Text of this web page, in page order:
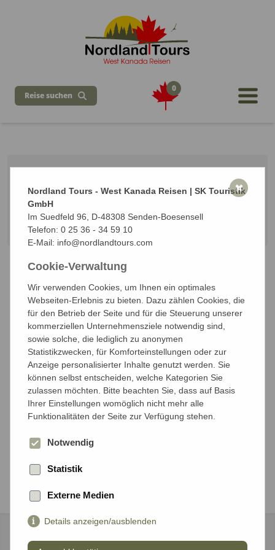
Reise suchen
0
Busreise Yukon nach Alaska
7 Tage ab Whitehorse / bis Anchorage
Vom 16.08.2026 bis zum 22.08.2026 (7 Tage)
Start: Whitehorse | Ziel: Anchorage - Alaska
Mit wieviel Personen möchten Sie reisen?
Anzahl Erwachsene*
Anzahl Kinder unter 18 Jahren*
Nordland Tours - West Kanada Reisen | SK Touristik
GmbH
Im Suedfeld 96, D-48308 Senden-Boesensell
Telefon: 0 25 36 - 34 59 10
E-Mail: info@nordlandtours.com
Cookie-Verwaltung
Wir verwenden Cookies, um Ihnen ein optimales
Webseiten-Erlebnis zu bieten. Dazu zählen Cookies, die
für den Betrieb der Seite und für die Steuerung unserer
kommerziellen Unternehmensziele notwendig sind,
sowie solche, die lediglich zu anonymen
Statistikzwecken, für Komforteinstellungen oder zur
Anzeige personalisierter Inhalte genutzt werden. Sie
können selbst entscheiden, welche Kategorien Sie
zulassen möchten. Bitte beachten Sie, dass auf Basis
Ihrer Einstellungen womöglich nicht mehr alle
Funktionalitäten der Seite zur Verfügung stehen.
Notwendig
Statistik
Externe Medien
Details anzeigen/ausblenden
✖